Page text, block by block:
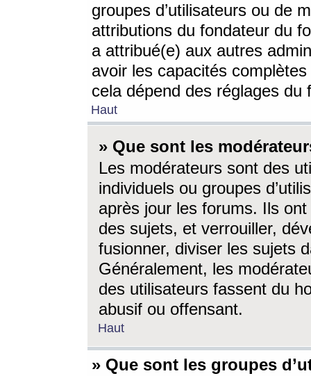
groupes d’utilisateurs ou de
attributions du fondateur du
a attribué(e) aux autres
avoir les capacités
cela dépend des réglages du
Haut
» Que sont les
Les modérateurs sont des
individuels ou groupes
après jour les forums. Ils ont
des sujets, et verrouiller,
fusionner, diviser les sujets
Généralement, les
des utilisateurs fassent du
abusif ou offensant.
Haut
» Que sont les groupes